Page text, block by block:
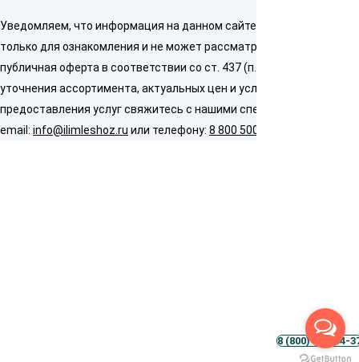
8 (800) 500-54-
Уведомляем, что информация на данном сайте предназначена
только для ознакомления и не может рассматриваться как
публичная оферта в соответствии со ст. 437 (п. 2) ГК РФ. Для
уточнения ассортимента, актуальных цен и условий
предоставления услуг свяжитесь с нашими специалистами по
email: info@ilimleshoz.ru или телефону: 8 800 500 5437